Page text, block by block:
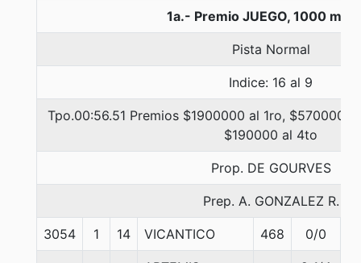
1a.- Premio JUEGO, 1000
Pista Normal
Indice: 16 al 9
Tpo.00:56.51 Premios $1900000 al 1ro, $570000
$190000 al 4to
Prop. DE GOURVES
Prep. A. GONZALEZ R.
3054 1 14 VICANTICO 468 0/0